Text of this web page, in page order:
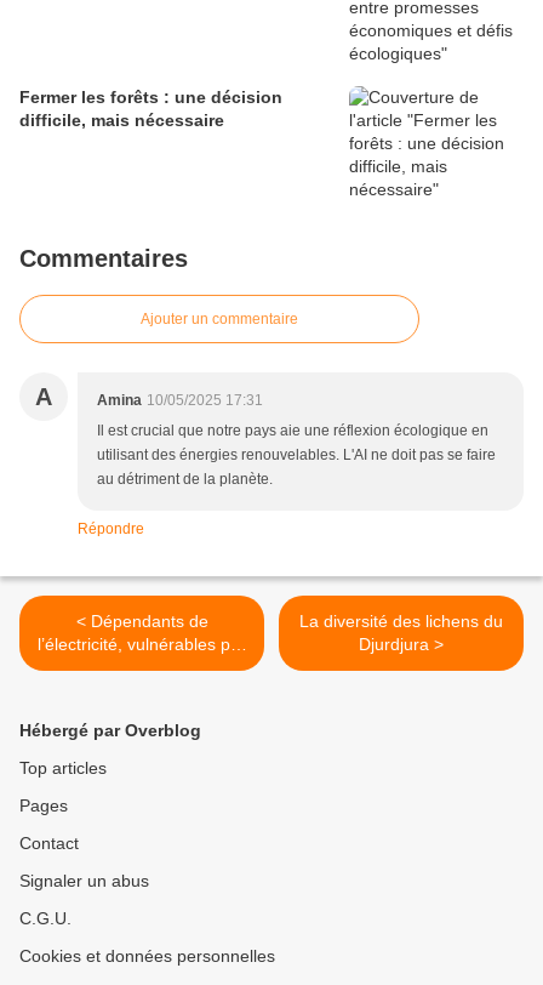
Fermer les forêts : une décision
difficile, mais nécessaire
Commentaires
Ajouter un commentaire
A Amina 10/05/2025 17:31
Il est crucial que notre pays aie une réflexion écologique en
utilisant des énergies renouvelables. L'AI ne doit pas se faire
au détriment de la planète.
Répondre
< Dépendants de
l’électricité, vulnérables par
nature ?
La diversité des lichens du
Djurdjura >
Hébergé par Overblog
Top articles
Pages
Contact
Signaler un abus
C.G.U.
Cookies et données personnelles